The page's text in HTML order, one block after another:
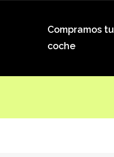
Compramos tu
coche